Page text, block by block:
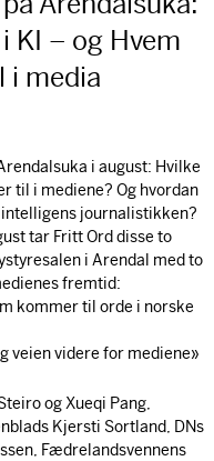
KI – og Hvem
i media
i august: Hvilke
til i mediene? Og hvordan
journalistikken?
tar Fritt Ord disse to
i Arendal med to
fremtid:
kommer til orde i norske
veien videre for mediene»
og Xueqi Pang,
Kjersti Sortland, DNs
Fædrelandsvennens